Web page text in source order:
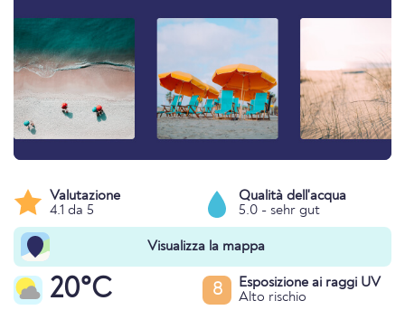
Valutazione
4.1 da 5
Qualità dell'acqua
5.0 - sehr gut
Visualizza la mappa
20°C 8
Esposizione ai raggi UV
Alto rischio